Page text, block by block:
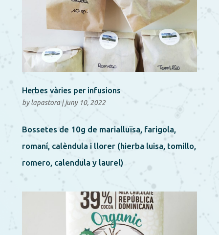
Herbes vàries per infusions
bylapastora|juny 10, 2022
Bossetes de 10g de marialluïsa, farigola,
romaní, calèndula i llorer (hierba luisa, tomillo,
romero, calendula y laurel)